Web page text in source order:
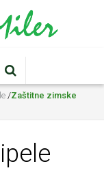
/Zaštitne zimske